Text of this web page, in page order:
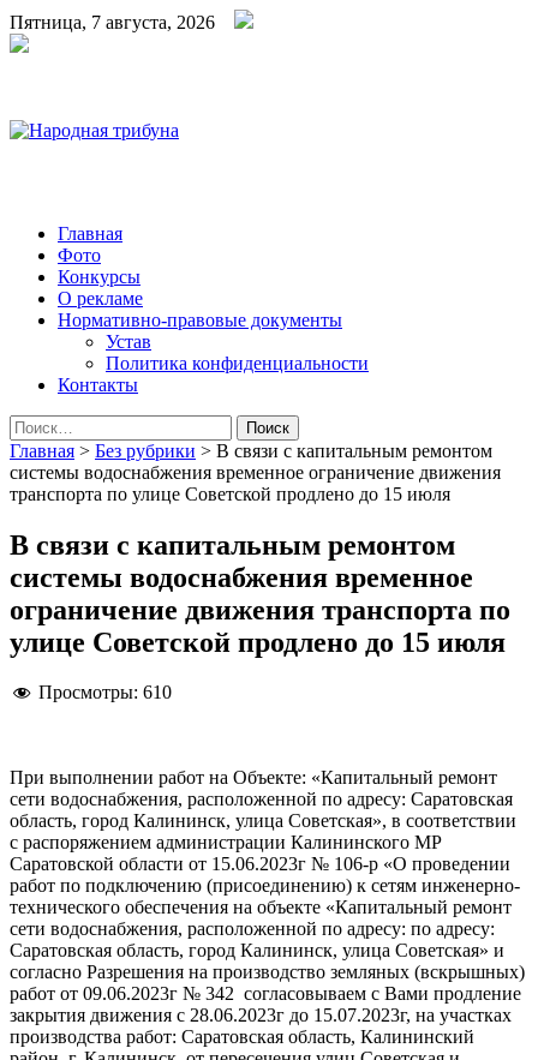
Пятница, 7 августа, 2026
Народная трибуна
Калининская районная газета
Главная
Фото
Конкурсы
О рекламе
Нормативно-правовые документы
Устав
Политика конфиденциальности
Контакты
Найти:
Главная > Без рубрики > В связи с капитальным ремонтом
системы водоснабжения временное ограничение движения
транспорта по улице Советской продлено до 15 июля
В связи с капитальным ремонтом
системы водоснабжения временное
ограничение движения транспорта по
улице Советской продлено до 15 июля
Просмотры: 610
При выполнении работ на Объекте: «Капитальный ремонт
сети водоснабжения, расположенной по адресу: Саратовская
область, город Калининск, улица Советская», в соответствии
с распоряжением администрации Калининского МР
Саратовской области от 15.06.2023г № 106-р «О проведении
работ по подключению (присоединению) к сетям инженерно-
технического обеспечения на объекте «Капитальный ремонт
сети водоснабжения, расположенной по адресу: по адресу:
Саратовская область, город Калининск, улица Советская» и
согласно Разрешения на производство земляных (вскрышных)
работ от 09.06.2023г № 342 согласовываем с Вами продление
закрытия движения с 28.06.2023г до 15.07.2023г, на участках
производства работ: Саратовская область, Калининский